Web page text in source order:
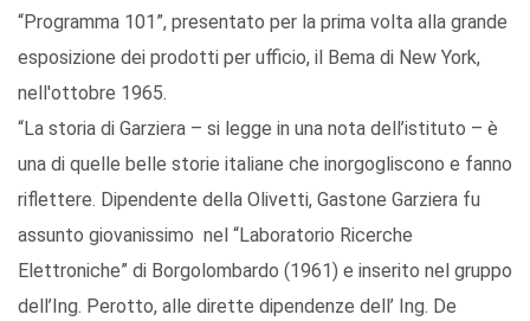
“Programma 101”, presentato per la prima volta alla grande
esposizione dei prodotti per ufficio, il Bema di New York,
nell'ottobre 1965.
“La storia di Garziera – si legge in una nota dell’istituto – è
una di quelle belle storie italiane che inorgogliscono e fanno
riflettere. Dipendente della Olivetti, Gastone Garziera fu
assunto giovanissimo nel “Laboratorio Ricerche
Elettroniche” di Borgolombardo (1961) e inserito nel gruppo
dell’Ing. Perotto, alle dirette dipendenze dell’ Ing. De